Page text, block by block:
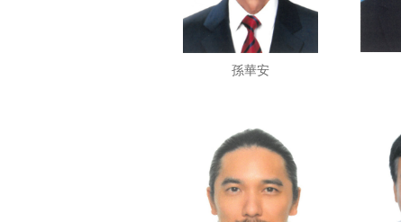
孫華安